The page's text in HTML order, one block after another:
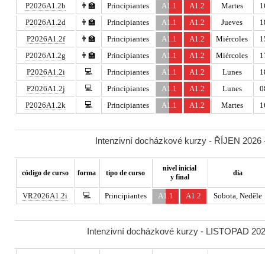
P2026A1.2b 👨‍🏫 Principiantes A1.1 A1.2 Martes
P2026A1.2d
👨‍🏫 Principiantes A1.1 A1.2 Jueves
P2026A1.2f
👨‍🏫 Principiantes A1.1 A1.2 Miércoles
P2026A1.2g
👨‍🏫 Principiantes A1.1 A1.2 Miércoles
P2026A1.2i
💻 Principiantes A1.1 A1.2 Lunes
P2026A1.2j
💻 Principiantes A1.1 A1.2 Lunes
P2026A1.2k
💻 Principiantes A1.1 A1.2 Martes
Intenzivní docházkové kurzy - ŘÍJEN
código de curso forma tipo de curso
nivel inicial
y final
día
VR2026A1.2i 💻 Principiantes A1.1 A1.2 Sobota, Neděle
Intenzivní docházkové kurzy - LISTOPAD